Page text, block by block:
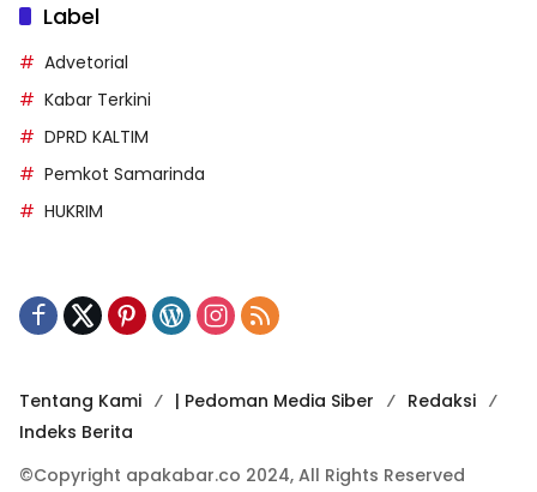
Label
Advetorial
Kabar Terkini
DPRD KALTIM
Pemkot Samarinda
HUKRIM
Tentang Kami | Pedoman Media Siber
Redaksi
Indeks Berita
©Copyright apakabar.co 2024, All Rights Reserved